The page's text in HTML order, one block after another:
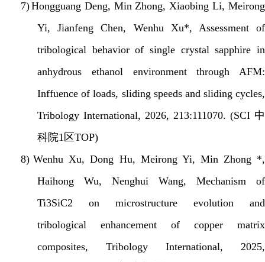
7)Hongguang Deng, Min Zhong, Xiaobing Li, Meirong
Yi, Jianfeng Chen, Wenhu Xu*, Assessment of
tribological behavior of single crystal sapphire in
anhydrous ethanol environment through AFM:
Inffuence of loads, sliding speeds and sliding cycles,
Tribology International, 2026, 213:111070. (SCI 中
科院1 区TOP)
8) Wenhu Xu, Dong Hu, Meirong Yi, Min Zhong *,
Haihong Wu, Nenghui Wang,Mechanism of
Ti3SiC2 on microstructure evolution and
tribological enhancement of copper matrix
composites, Tribology International, 2025,